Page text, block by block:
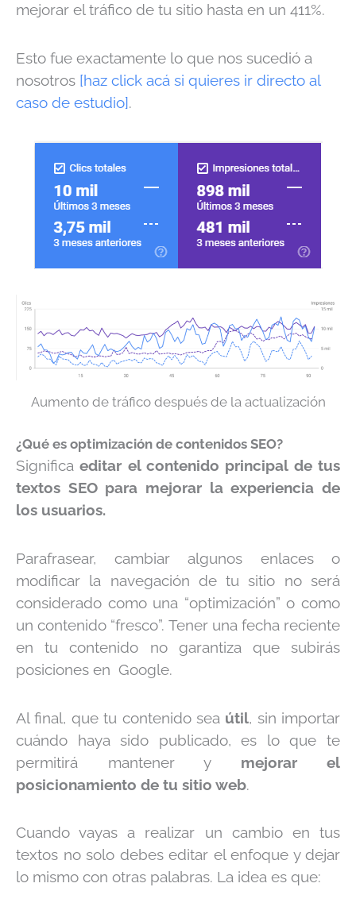
mejorar el tráfico de tu sitio hasta en un 411%.
Esto fue exactamente lo que nos sucedió a
nosotros [haz click acá si quieres ir directo al
caso de estudio].
Aumento de tráfico después de la actualización
¿Qué es optimización de contenidos SEO?
Significa editar el contenido principal de tus
textos SEO para mejorar la experiencia de
los usuarios.
Parafrasear, cambiar algunos enlaces o
modificar la navegación de tu sitio no será
considerado como una “optimización” o como
un contenido “fresco”. Tener una fecha reciente
en tu contenido no garantiza que subirás
posiciones en Google.
Al final, que tu contenido sea útil, sin importar
cuándo haya sido publicado, es lo que te
permitirá mantener y mejorar el
posicionamiento de tu sitio web.
Cuando vayas a realizar un cambio en tus
textos no solo debes editar el enfoque y dejar
lo mismo con otras palabras. La idea es que: